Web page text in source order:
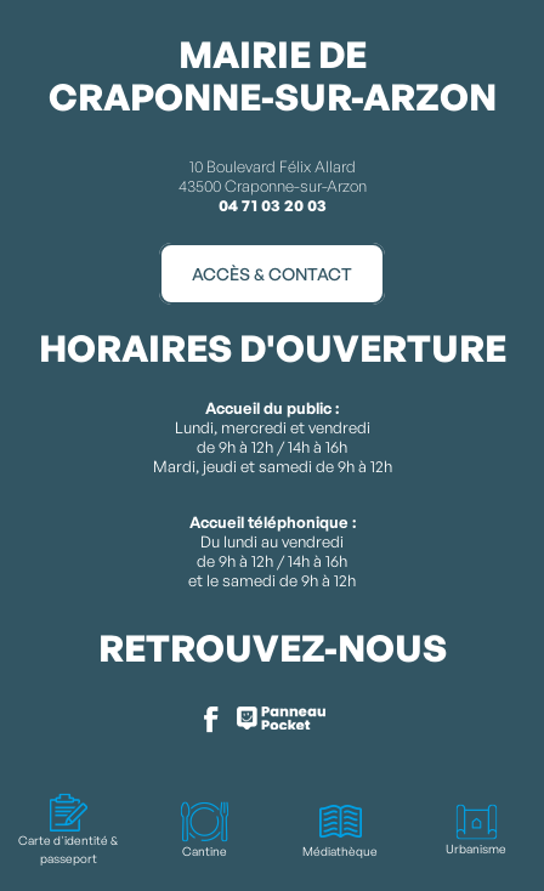
Carte d'identité &
passeport
Cantine Médiathèque Urbanisme
MAIRIE DE
CRAPONNE-SUR-ARZON
10 Boulevard Félix Allard
43500 Craponne-sur-Arzon
04 71 03 20 03
ACCÈS & CONTACT
HORAIRES D'OUVERTURE
Accueil du public :
Lundi, mercredi et vendredi
de 9h à 12h / 14h à 16h
Mardi, jeudi et samedi de 9h à 12h
Accueil téléphonique :
Du lundi au vendredi
de 9h à 12h / 14h à 16h
et le samedi de 9h à 12h
RETROUVEZ-NOUS
Mentions légales